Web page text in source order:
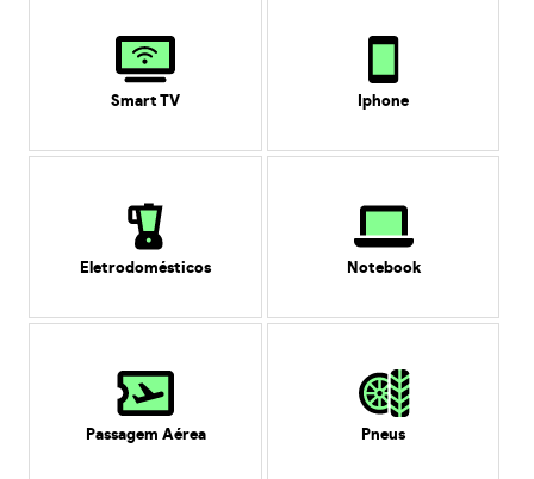
Smart TV Iphone
Eletrodomésticos Notebook
Passagem Aérea Pneus